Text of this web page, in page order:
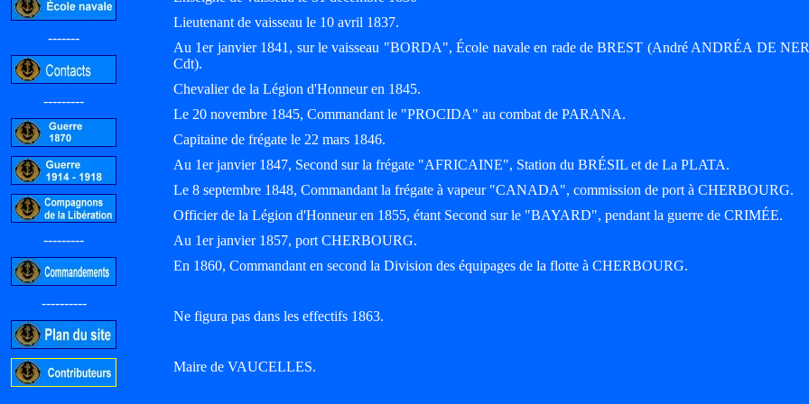
-------
---------
---------
----------
Lieutenant de vaisseau le 10 avril 1837.
Au 1er janvier 1841, sur le vaisseau "BORDA", École navale en rade de BREST (André ANDRÉA DE
Cdt).
Chevalier de la Légion d'Honneur en 1845.
Le 20 novembre 1845, Commandant le "PROCIDA" au combat de PARANA.
Capitaine de frégate le 22 mars 1846.
Au 1er janvier 1847, Second sur la frégate "AFRICAINE", Station du BRÉSIL et de La PLATA.
Le 8 septembre 1848, Commandant la frégate à vapeur "CANADA", commission de port à CHERBOURG.
Officier de la Légion d'Honneur en 1855, étant Second sur le "BAYARD", pendant la guerre de CRIMÉE.
Au 1er janvier 1857, port CHERBOURG.
En 1860, Commandant en second la Division des équipages de la flotte à CHERBOURG.
Ne figura pas dans les effectifs 1863.
Maire de VAUCELLES.